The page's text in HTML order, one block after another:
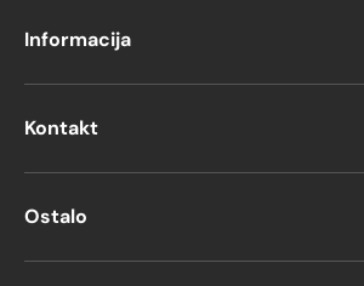
Informacija
Kontakt
Ostalo